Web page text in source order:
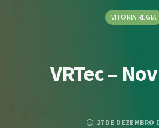
VITORIA RÉGIA
VRTec –
27 DE DEZEMBRO